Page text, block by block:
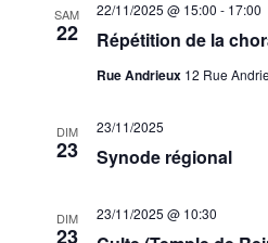
SAM
22 Répétition de la
22/11/2025 @ 15:00 - 17:00
Rue Andrieux 12 Rue
DIM
23 Synode régional
23/11/2025
DIM
23
23/11/2025 @ 10:30